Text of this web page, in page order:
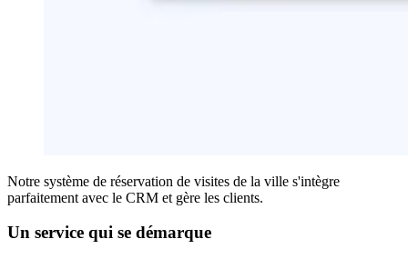
Notre système de réservation de visites de la ville s'intègre
parfaitement avec le CRM et gère les clients.
Un service qui se démarque